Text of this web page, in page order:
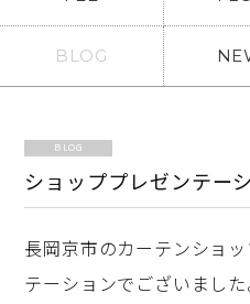
BLOG
BLOG
ショッププレゼンテー
長岡京市のカーテンショ
テーションでございました